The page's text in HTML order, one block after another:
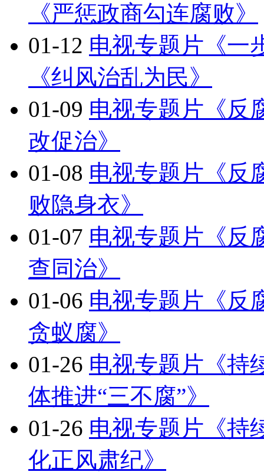
《严惩政商勾连腐败》
01-12 电视专题片《一
《纠风治乱为民》
01-09 电视专题片《反
改促治》
01-08 电视专题片《反
败隐身衣》
01-07 电视专题片《反
查同治》
01-06 电视专题片《反
贪蚁腐》
01-26 电视专题片《持
体推进“三不腐”》
01-26 电视专题片《持
化正风肃纪》